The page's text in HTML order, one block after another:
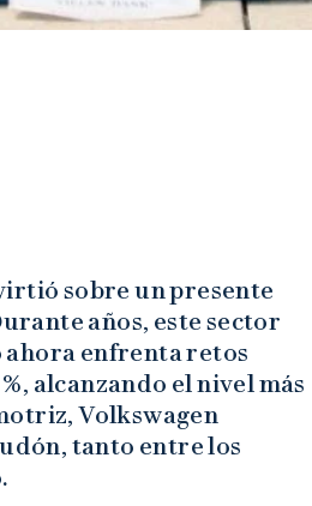
sobre un presente
años, este sector
ahora enfrenta retos
alcanzando el nivel más
Volkswagen
tanto entre los